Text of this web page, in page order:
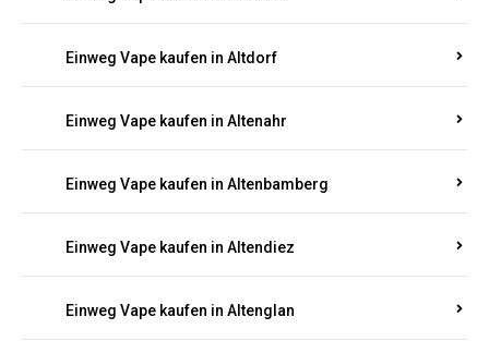
Einweg Vape kaufen in Altdorf
Einweg Vape kaufen in Altenahr
Einweg Vape kaufen in Altenbamberg
Einweg Vape kaufen in Altendiez
Einweg Vape kaufen in Altenglan